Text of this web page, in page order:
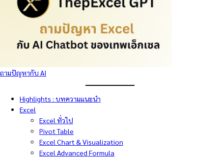
ถามปัญหากับ AI
Highlights : บทความแนะนำ
Excel
Excel ทั่วไป
Pivot Table
Excel Chart & Visualization
Excel Advanced Formula